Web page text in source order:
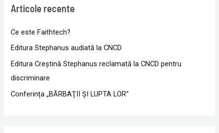
Articole recente
Ce este Faithtech?
Editura Stephanus audiată la CNCD
Editura Creștină Stephanus reclamată la CNCD pentru
discriminare
Conferința „BĂRBAŢII ŞI LUPTA LOR“